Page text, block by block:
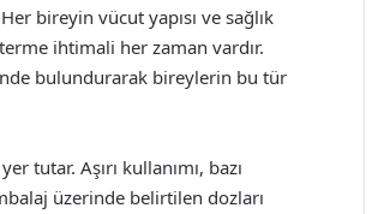
bireyin vücut yapısı ve sağlık
ihtimali her zaman vardır.
bulundurarak bireylerin bu tür
tutar. Aşırı kullanımı, bazı
üzerinde belirtilen dozları